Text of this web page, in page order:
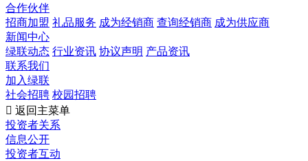
合作伙伴
招商加盟 礼品服务 成为经销商 查询经销商 成为供应商
新闻中心
绿联动态 行业资讯 协议声明 产品资讯
联系我们
加入绿联
社会招聘 校园招聘
 返回主菜单
投资者关系
信息公开
投资者互动